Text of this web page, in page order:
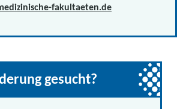
fakultaeten.de
gesucht?